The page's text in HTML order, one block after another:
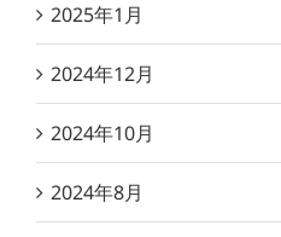
2025年1月
2024年12月
2024年10月
2024年8月